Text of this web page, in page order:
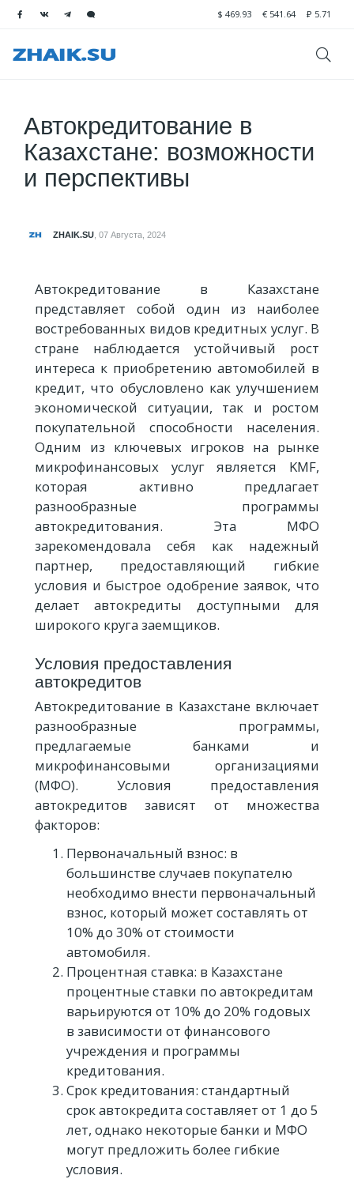
$ 469.93 € 541.64 ₽ 5.71
Автокредитование в
Казахстане: возможности
и перспективы
ZHAIK.SU 07 Августа, 2024
Автокредитование в Казахстане
представляет собой один из наиболее
востребованных видов кредитных услуг. В
стране наблюдается устойчивый рост
интереса к приобретению автомобилей в
кредит, что обусловлено как улучшением
экономической ситуации, так и ростом
покупательной способности населения.
Одним из ключевых игроков на рынке
микрофинансовых услуг является KMF,
которая активно предлагает
разнообразные программы
автокредитования. Эта МФО
зарекомендовала себя как надежный
партнер, предоставляющий гибкие
условия и быстрое одобрение заявок, что
делает автокредиты доступными для
широкого круга заемщиков.
Условия предоставления
автокредитов
Автокредитование в Казахстане включает
разнообразные программы,
предлагаемые банками и
микрофинансовыми организациями
(МФО). Условия предоставления
автокредитов зависят от множества
факторов:
Первоначальный взнос: в
большинстве случаев покупателю
необходимо внести первоначальный
взнос, который может составлять от
10% до 30% от стоимости
автомобиля.
Процентная ставка: в Казахстане
процентные ставки по автокредитам
варьируются от 10% до 20% годовых
в зависимости от финансового
учреждения и программы
кредитования.
Срок кредитования: стандартный
срок автокредита составляет от 1 до 5
лет, однако некоторые банки и МФО
могут предложить более гибкие
условия.